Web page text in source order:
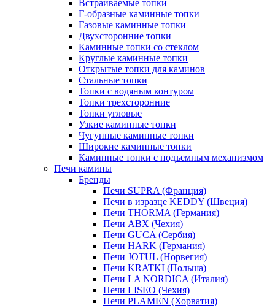
Встраиваемые топки
Г-образные каминные топки
Газовые каминные топки
Двухсторонние топки
Каминные топки со стеклом
Круглые каминные топки
Открытые топки для каминов
Стальные топки
Топки с водяным контуром
Топки трехсторонние
Топки угловые
Узкие каминные топки
Чугунные каминные топки
Широкие каминные топки
Каминные топки с подъемным механизмом
Печи камины
Бренды
Печи SUPRA (Франция)
Печи в изразце KEDDY (Швеция)
Печи THORMA (Германия)
Печи ABX (Чехия)
Печи GUCA (Сербия)
Печи HARK (Германия)
Печи JOTUL (Норвегия)
Печи KRATKI (Польша)
Печи LA NORDICA (Италия)
Печи LISEO (Чехия)
Печи PLAMEN (Хорватия)